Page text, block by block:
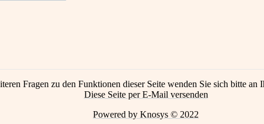
Fragen zu den Funktionen dieser Seite wenden Sie sich bitte an
Diese Seite per E-Mail versenden
Powered by Knosys © 2022